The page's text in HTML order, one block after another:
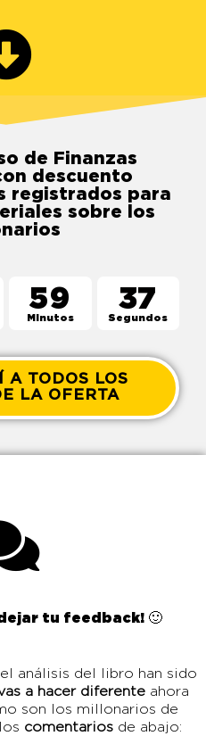
de Finanzas
descuento
registrados para
sobre los
59
Minutos
36
Segundos
A TODOS LOS
LA OFERTA
tu feedback! 🙂
análisis del libro han sido
a hacer diferente ahora
son los millonarios de
comentariosde abajo: